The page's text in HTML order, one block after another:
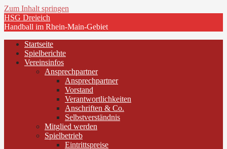
Zum Inhalt springen
HSG Dreieich
Handball im Rhein-Main-Gebiet
Startseite
Spielberichte
Vereinsinfos
Ansprechpartner
Ansprechpartner
Vorstand
Verantwortlichkeiten
Anschriften & Co.
Selbstverständnis
Mitglied werden
Spielbetrieb
Eintrittspreise